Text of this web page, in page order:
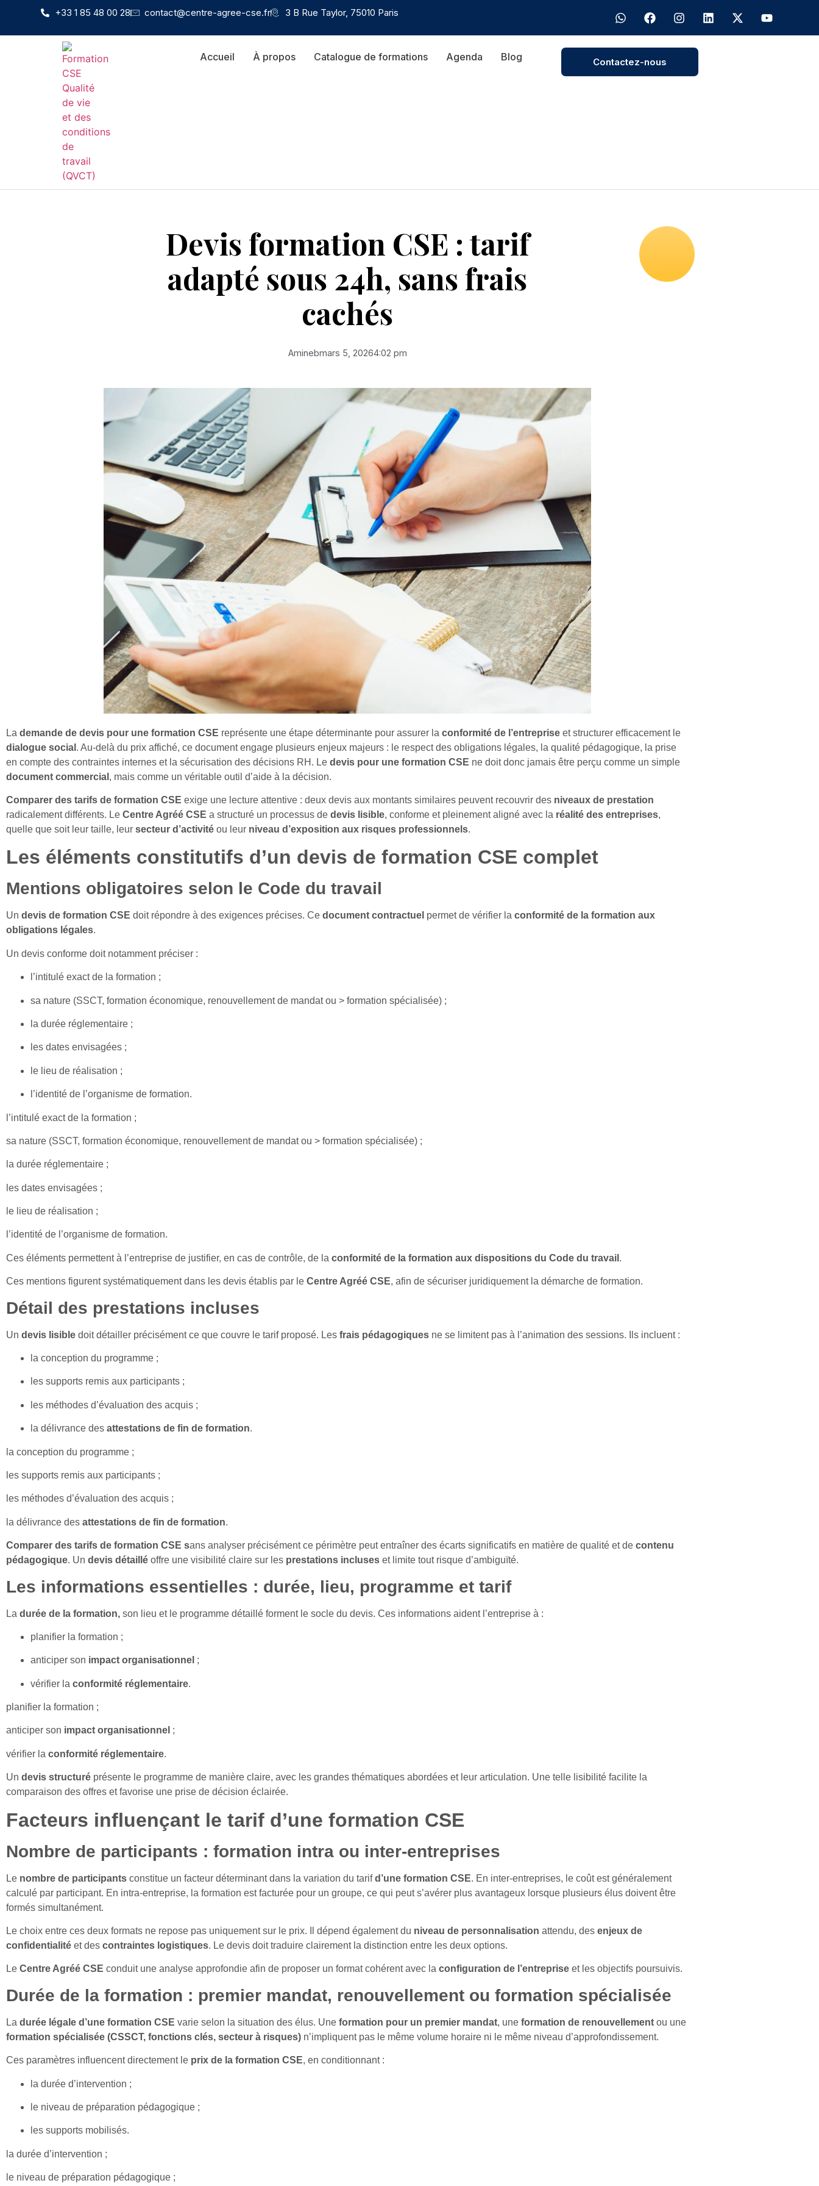
+33 1 85 48 00 28 contact@centre-agree-cse.fr 3 B Rue Taylor, 75010 Paris
Accueil À propos Catalogue de formations Agenda Blog Contactez-nous
Devis formation CSE : tarif
adapté sous 24h, sans frais
cachés
Aminebmars 5, 20264:02 pm
La demande de devis pour une formation CSE représente une étape déterminante pour assurer la conformité de l’entreprise et structurer efficacement le
dialogue social . Au-delà du prix affiché, ce document engage plusieurs enjeux majeurs : le respect des obligations légales, la qualité pédagogique, la prise
en compte des contraintes internes et la sécurisation des décisions RH. Le devis pour une formation CSE ne doit donc jamais être perçu comme un simple
document commercial , mais comme un véritable outil d’aide à la décision.
Comparer des tarifs de formation CSE exige une lecture attentive : deux devis aux montants similaires peuvent recouvrir des niveaux de prestation
radicalement différents. Le Centre Agréé CSE a structuré un processus de devis lisible, conforme et pleinement aligné avec la réalité des entreprises,
quelle que soit leur taille, leur secteur d’activité ou leur niveau d’exposition aux risques professionnels.
Les éléments constitutifs d’un devis de formation CSE complet
Mentions obligatoires selon le Code du travail
Un devis de formation CSE doit répondre à des exigences précises. Ce document contractuel permet de vérifier la conformité de la formation aux
obligations légales.
Un devis conforme doit notamment préciser :
l’intitulé exact de la formation ;
sa nature (SSCT, formation économique, renouvellement de mandat ou > formation spécialisée) ;
la durée réglementaire ;
les dates envisagées ;
le lieu de réalisation ;
l’identité de l’organisme de formation.
l’intitulé exact de la formation ;
sa nature (SSCT, formation économique, renouvellement de mandat ou > formation spécialisée) ;
la durée réglementaire ;
les dates envisagées ;
le lieu de réalisation ;
l’identité de l’organisme de formation.
Ces éléments permettent à l’entreprise de justifier, en cas de contrôle, de la conformité de la formation aux dispositions du Code du travail .
Ces mentions figurent systématiquement dans les devis établis par le Centre Agréé CSE, afin de sécuriser juridiquement la démarche de formation.
Détail des prestations incluses
Un devis lisible doit détailler précisément ce que couvre le tarif proposé. Les frais pédagogiques ne se limitent pas à l’animation des sessions. Ils incluent :
la conception du programme ;
les supports remis aux participants ;
les méthodes d’évaluation des acquis ;
la délivrance des attestations de fin de formation.
la conception du programme ;
les supports remis aux participants ;
les méthodes d’évaluation des acquis ;
la délivrance des attestations de fin de formation.
Comparer des tarifs de formation CSE sans analyser précisément ce périmètre peut entraîner des écarts significatifs en matière de qualité et de contenu
pédagogique. Un devis détaillé offre une visibilité claire sur les prestations incluses et limite tout risque d’ambiguïté.
Les informations essentielles : durée, lieu, programme et tarif
La durée de la formation, son lieu et le programme détaillé forment le socle du devis. Ces informations aident l’entreprise à :
planifier la formation ;
anticiper son impact organisationnel ;
vérifier la conformité réglementaire.
planifier la formation ;
anticiper son impact organisationnel ;
vérifier la conformité réglementaire.
Un devis structuré présente le programme de manière claire, avec les grandes thématiques abordées et leur articulation. Une telle lisibilité facilite la
comparaison des offres et favorise une prise de décision éclairée.
Facteurs influençant le tarif d’une formation CSE
Nombre de participants : formation intra ou inter-entreprises
Le nombre de participants constitue un facteur déterminant dans la variation du tarifd’une formation CSE. En inter-entreprises, le coût est généralement
calculé par participant. En intra-entreprise, la formation est facturée pour un groupe, ce qui peut s’avérer plus avantageux lorsque plusieurs élus doivent être
formés simultanément.
Le choix entre ces deux formats ne repose pas uniquement sur le prix. Il dépend également du niveau de personnalisation attendu, des enjeux de
confidentialité et des contraintes logistiques. Le devis doit traduire clairement la distinction entre les deux options.
Le Centre Agréé CSE conduit une analyse approfondie afin de proposer un format cohérent avec la configuration de l’entreprise et les objectifs poursuivis.
Durée de la formation : premier mandat, renouvellement ou formation spécialisée
La durée légale d’une formation CSE varie selon la situation des élus. Une formation pour un premier mandat, une formation de renouvellement ou une
formation spécialisée (CSSCT, fonctions clés, secteur à risques) n’impliquent pas le même volume horaire ni le même niveau d’approfondissement.
Ces paramètres influencent directement le prix de la formation CSE, en conditionnant :
la durée d’intervention ;
le niveau de préparation pédagogique ;
les supports mobilisés.
la durée d’intervention ;
le niveau de préparation pédagogique ;